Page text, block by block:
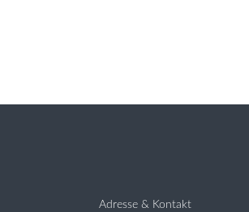
Adresse & Kontakt